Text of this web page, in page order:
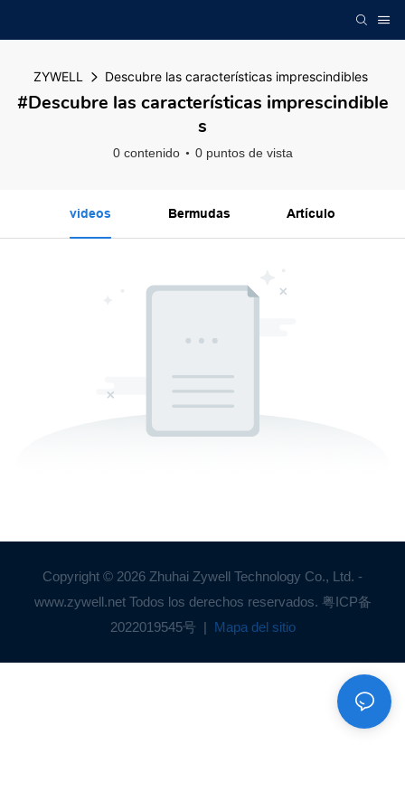
ZYWELL Descubre las características imprescindibles
#Descubre las características imprescindible
s
0 contenido 0 puntos de vista
videos Bermudas Artículo
Copyright © 2026 Zhuhai Zywell Technology Co., Ltd. -
www.zywell.net Todos los derechos reservados. 粤ICP备
2022019545号 | Mapa del sitio